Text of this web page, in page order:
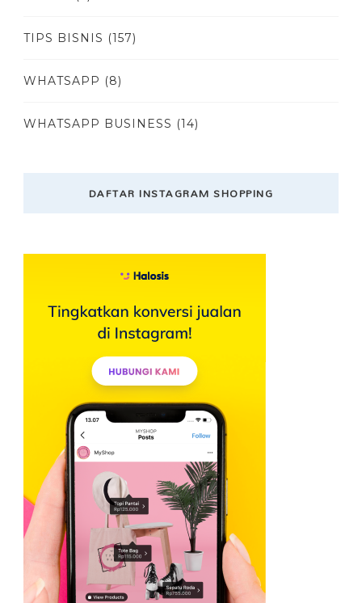
TIPS BISNIS (157)
WHATSAPP (8)
WHATSAPP BUSINESS (14)
DAFTAR INSTAGRAM SHOPPING